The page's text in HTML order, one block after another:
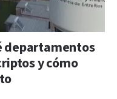
departamentos
y cómo